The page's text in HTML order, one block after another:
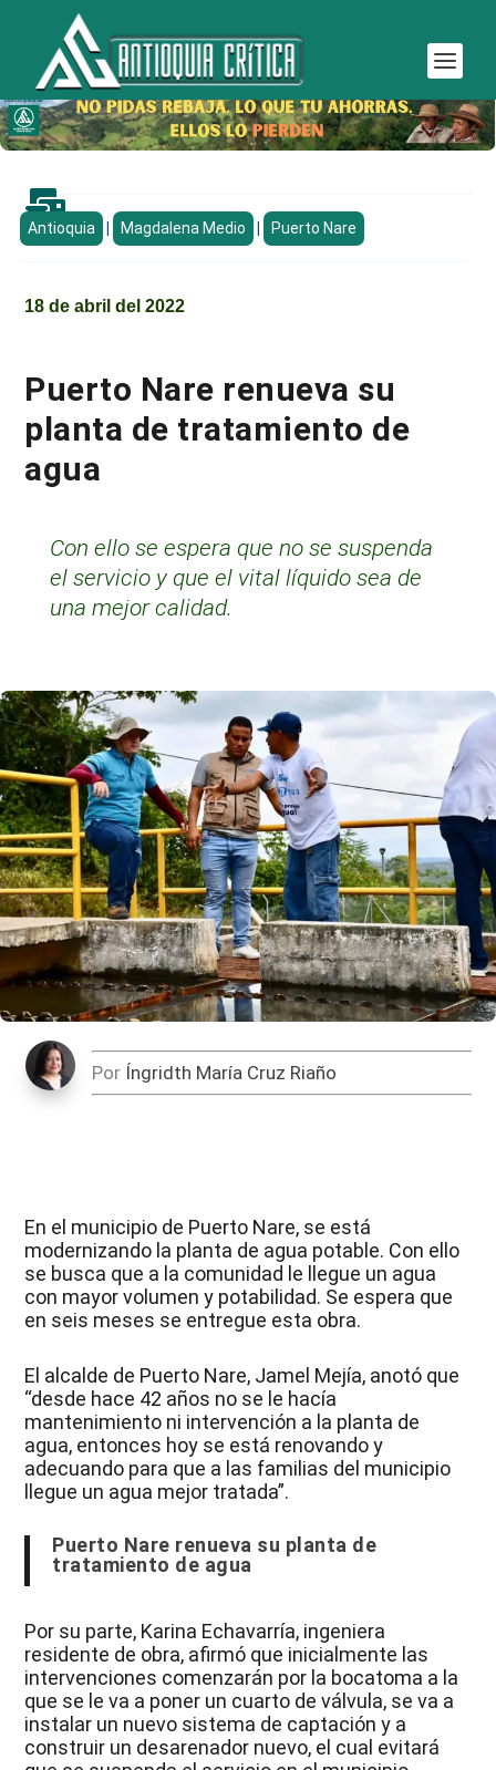

Antioquia Magdalena Medio Puerto Nare
18 de abril del 2022
Puerto Nare renueva su
planta de tratamiento de
agua
Con ello se espera que no se suspenda
el servicio y que el vital líquido sea de
una mejor calidad.
Por Íngridth María Cruz Riaño
En el municipio de Puerto Nare, se está
modernizando la planta de agua potable. Con ello
se busca que a la comunidad le llegue un agua
con mayor volumen y potabilidad. Se espera que
en seis meses se entregue esta obra.
El alcalde de Puerto Nare, Jamel Mejía, anotó que
“desde hace 42 años no se le hacía
mantenimiento ni intervención a la planta de
agua, entonces hoy se está renovando y
adecuando para que a las familias del municipio
llegue un agua mejor tratada”.
Puerto Nare renueva su planta de
tratamiento de agua
Por su parte, Karina Echavarría, ingeniera
residente de obra, afirmó que inicialmente las
intervenciones comenzarán por la bocatoma a la
que se le va a poner un cuarto de válvula, se va a
instalar un nuevo sistema de captación y a
construir un desarenador nuevo, el cual evitará